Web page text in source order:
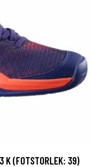
K (FOTSTORLEK: 39)